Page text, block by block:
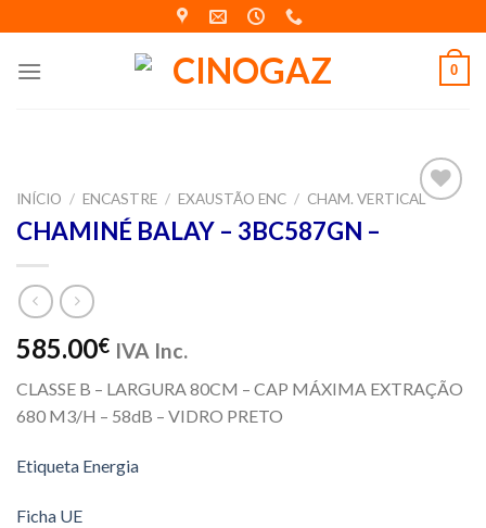
to
content
0
INÍCIO / ENCASTRE / EXAUSTÃO ENC / CHAM. VERTICAL
CHAMINÉ BALAY – 3BC587GN –
585.00€ IVA Inc.
CLASSE B – LARGURA 80CM – CAP MÁXIMA EXTRAÇÃO
680 M3/H – 58dB – VIDRO PRETO
Etiqueta Energia
Ficha UE